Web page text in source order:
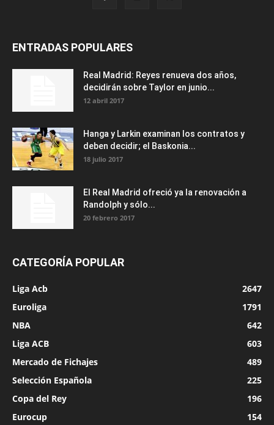
ENTRADAS POPULARES
Real Madrid: Reyes renueva dos años,
decidirán sobre Taylor en junio...
12 abril 2017
Hanga y Larkin examinan los contratos y
deben decidir; el Baskonia...
18 julio 2017
El Real Madrid ofreció ya la renovación a
Randolph y sólo...
20 febrero 2017
CATEGORÍA POPULAR
Liga Acb
2647
Euroliga
1791
NBA
642
Liga ACB
603
Mercado de Fichajes
489
Selección Española
225
Copa del Rey
196
Eurocup
154